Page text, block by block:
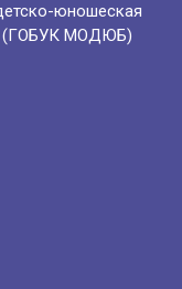
юношеская
(ГОБУК МОДЮБ)